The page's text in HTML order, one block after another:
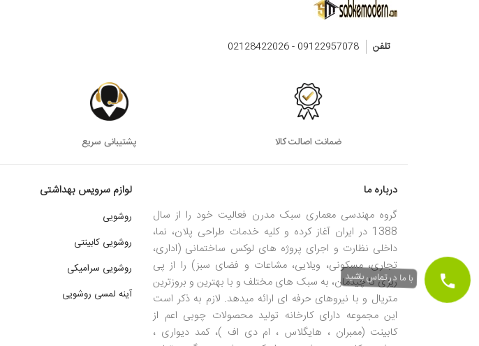
تلفن 09122957078 - 02128422026
ضمانت اصالت کالا پشتیبانی سریع
درباره ما
گروه مهندسی معماری سبک مدرن فعالیت خود را از سال
1388 در ایران آغاز کرده و کلیه خدمات طراحی پلان، نما،
داخلی نظارت و اجرای پروژه های لوکس ساختمانی (اداری،
تجاری، مسکونی، ویلایی، مشاعات و فضای سبز) را از پی
ریزی تا چیدمان، به سبک های مختلف و با بهترین و بروزترین
متریال و با نیروهای حرفه ای ارائه میدهد. لازم به ذکر است
این مجموعه دارای کارخانه تولید محصولات چوبی اعم از
کابینت (ممبران ، هایگلاس ، ام دی اف )، کمد دیواری ،
لوازم سرویس بهداشتی
روشویی
روشویی کابینتی
روشویی سرامیکی
آینه لمسی روشویی
با ما در تماس باشید